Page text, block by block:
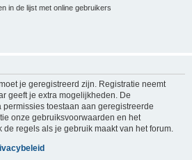
in de lijst met online gebruikers
je geregistreerd zijn. Registratie neemt
geeft je extra mogelijkheden. De
toestaan aan geregistreerde
onze gebruiksvoorwaarden en het
regels als je gebruik maakt van het forum.